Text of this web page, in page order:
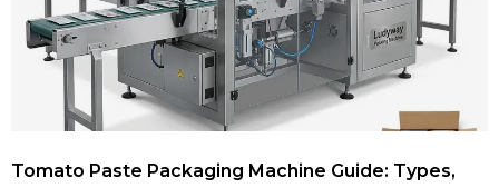
Tomato Paste Packaging Machine Guide: Types,